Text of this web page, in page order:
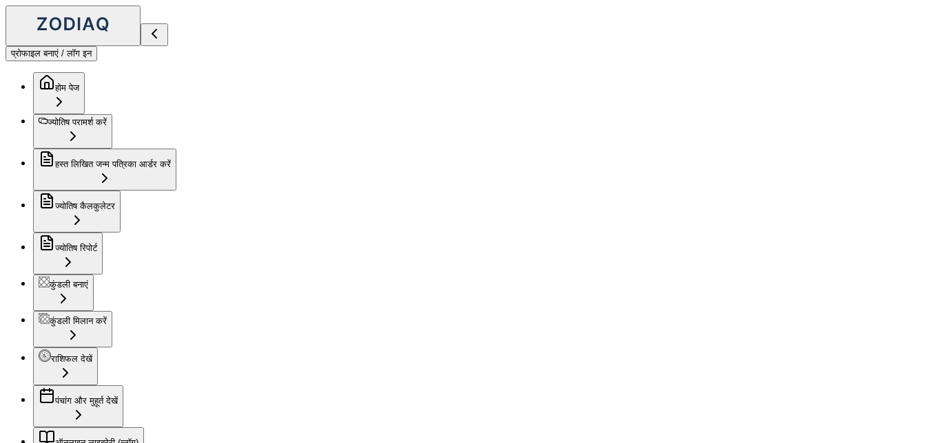
प्रोफाइल बनाएं / लॉग इन
होम पेज
ज्योतिष परामर्श करें
हस्त लिखित जन्म पत्रिका आर्डर करें
ज्योतिष कैलकुलेटर
ज्योतिष रिपोर्ट
कुंडली बनाएं
कुंडली मिलान करें
राशिफल देखें
पंचांग और मुहूर्त देखें